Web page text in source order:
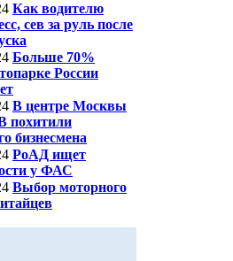
Как водителю
сев за руль после
Больше 70%
России
В центре Москвы
похитили
бизнесмена
РоАД ищет
у ФАС
Выбор моторного